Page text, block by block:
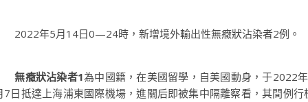
年5月14日0—24時，新增境外輸出性無癥狀沾染者2例。
無癥狀沾染者1為中國籍，在美國留學，自美國動身，于2022
7日抵達上海浦東國際機場，進關后即被集中隔離察看，其間例行